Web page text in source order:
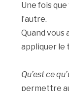
Une fois
l’autre.
Quand vous
appliquer le
Qu’est ce
permettre